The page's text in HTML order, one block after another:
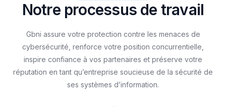
Notre processus de travail
Gbni assure votre protection contre les menaces de
cybersécurité, renforce votre position concurrentielle,
inspire confiance à vos partenaires et préserve votre
réputation en tant qu’entreprise soucieuse de la sécurité de
ses systèmes d’information.